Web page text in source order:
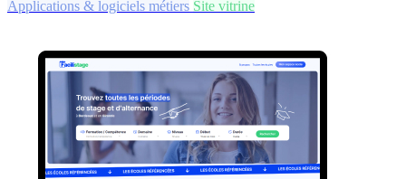
Applications & logiciels métiers Site vitrine